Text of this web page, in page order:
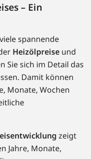
– Ein
spannende
Heizölpreise und
Sie sich im Detail das
Damit können
Monate, Wochen
zeigt
Jahre, Monate,